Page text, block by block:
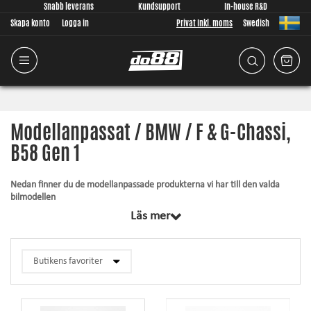
Snabb leverans Kundsupport
In-house R&D
Skapa konto
Logga in Privat Inkl. moms Swedish
Modellanpassat / BMW / F & G-Chassi,
B58 Gen 1
Nedan finner du de modellanpassade produkterna vi har till den valda
bilmodellen
Gemensamt för samtliga produkter inom denna kategori är att de är
någonsin är möjligt för produkten. Artiklarna innehåller alltid det som
Läs mer